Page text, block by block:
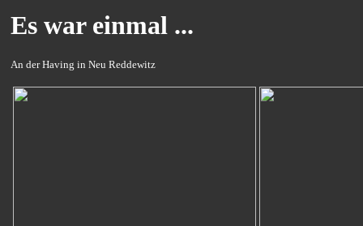
Es war einmal ...
An der Having in Neu Reddewitz